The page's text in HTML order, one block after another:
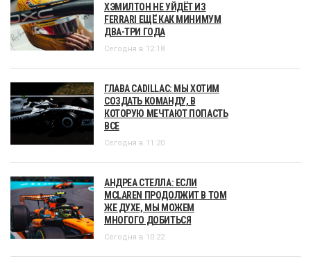
ХЭМИЛТОН НЕ УЙДЁТ ИЗ
FERRARI ЕЩЁ КАК МИНИМУМ
ДВА-ТРИ ГОДА
Сегодня в 12:18
ГЛАВА CADILLAC: МЫ ХОТИМ
СОЗДАТЬ КОМАНДУ, В
КОТОРУЮ МЕЧТАЮТ ПОПАСТЬ
ВСЕ
Сегодня в 11:20
АНДРЕА СТЕЛЛА: ЕСЛИ
MCLAREN ПРОДОЛЖИТ В ТОМ
ЖЕ ДУХЕ, МЫ МОЖЕМ
МНОГОГО ДОБИТЬСЯ
Сегодня в 10:22